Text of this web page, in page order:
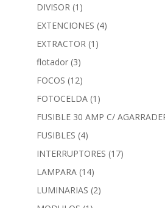
DIVISOR (1)
EXTENCIONES (4)
EXTRACTOR (1)
flotador (3)
FOCOS (12)
FOTOCELDA (1)
FUSIBLE 30 AMP C/
FUSIBLES (4)
INTERRUPTORES (17)
LAMPARA (14)
LUMINARIAS (2)